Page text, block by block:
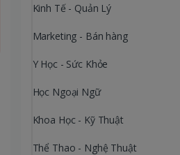
Kinh Tế - Quản Lý
Marketing - Bán hàng
Y Học - Sức Khỏe
Học Ngoại Ngữ
Khoa Học - Kỹ Thuật
Thể Thao - Nghệ Thuật